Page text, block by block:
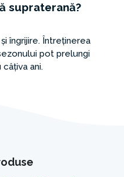
supraterană?
îngrijire. Întreținerea
pot prelungi
ani.